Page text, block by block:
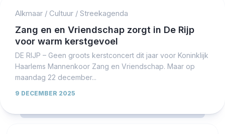
Alkmaar / Cultuur / Streekagenda
Zang en en Vriendschap zorgt in De Rijp
voor warm kerstgevoel
DE RIJP – Geen groots kerstconcert dit jaar voor Koninklijk
Haarlems Mannenkoor Zang en Vriendschap. Maar op
maandag 22 december...
9 DECEMBER 2025